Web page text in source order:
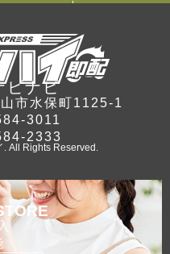
ビナビ
市水保町1125-1
3011
2333
. All Rights Reserved.